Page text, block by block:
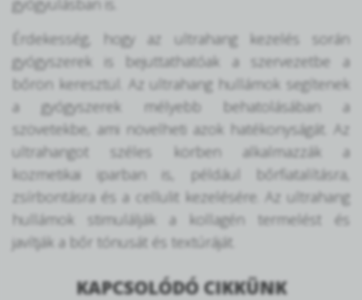
gyógyulásban is.
Érdekesség, hogy az ultrahang kezelés során
gyógyszerek is bejuttathatóak a szervezetbe a
bőrön keresztül. Az ultrahang hullámok segítenek
a gyógyszerek mélyebb behatolásában a
szövetekbe, ami növelheti azok hatékonyságát. Az
ultrahangot széles körben alkalmazzák a
kozmetikai iparban is, például bőrfiatalításra,
zsírbontásra és a cellulit kezelésére. Az ultrahang
hullámok stimulálják a kollagén termelést és
javítják a bőr tónusát és textúráját.
KAPCSOLÓDÓ CIKKÜNK